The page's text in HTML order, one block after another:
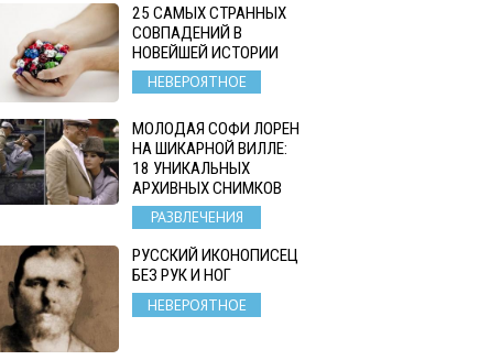
25 САМЫХ СТРАННЫХ
СОВПАДЕНИЙ В
НОВЕЙШЕЙ ИСТОРИИ
НЕВЕРОЯТНОЕ
МОЛОДАЯ СОФИ ЛОРЕН
НА ШИКАРНОЙ ВИЛЛЕ:
18 УНИКАЛЬНЫХ
АРХИВНЫХ СНИМКОВ
РАЗВЛЕЧЕНИЯ
РУССКИЙ ИКОНОПИСЕЦ
БЕЗ РУК И НОГ
НЕВЕРОЯТНОЕ